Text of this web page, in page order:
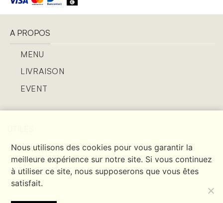
A PROPOS
MENU
LIVRAISON
EVENT
CONTACT
FAQ
JOBS
Nous utilisons des cookies pour vous garantir la
meilleure expérience sur notre site. Si vous continuez
à utiliser ce site, nous supposerons que vous êtes
satisfait.